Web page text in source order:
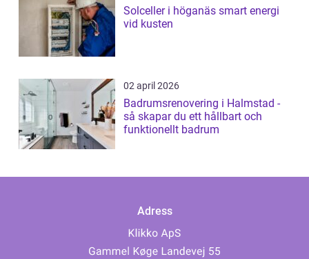
Solceller i höganäs smart energi
vid kusten
02 april 2026
Badrumsrenovering i Halmstad -
så skapar du ett hållbart och
funktionellt badrum
Adress